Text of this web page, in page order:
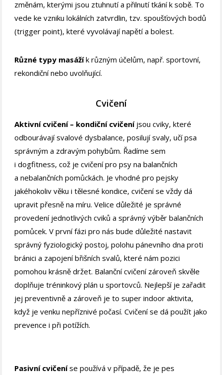
změnám, kterými jsou ztuhnutí a přilnutí tkání k sobě. To
vede ke vzniku lokálních zatvrdlin, tzv. spoušťových bodů
(trigger point), které vyvolávají napětí a bolest.
Různé typy masážík různým účelům, např. sportovní,
rekondiční nebo uvolňující.
Cvičení
Aktivní cvičení – kondiční cvičeníjsou cviky, které
odbourávají svalové dysbalance, posilují svaly, učí psa
správným a zdravým pohybům. Řadíme sem
i dogfitness, což je cvičení pro psy na balančních
a nebalančních pomůckách. Je vhodné pro pejsky
jakéhokoliv věku i tělesné kondice, cvičení se vždy dá
upravit přesně na míru. Velice důležité je správné
provedení jednotlivých cviků a správný výběr balančních
pomůcek. V první fázi pro nás bude důležité nastavit
správný fyziologický postoj, polohu pánevního dna proti
bránici a zapojení břišních svalů, které nám pozici
pomohou krásně držet. Balanční cvičení zároveň skvěle
doplňuje tréninkový plán u sportovců. Nejlepší je zařadit
jej preventivně a zároveň je to super indoor aktivita,
když je venku nepříznivé počasí. Cvičení se dá použít jako
prevence i při potížích.
Pasivní cvičeníse používá v případě, že je pes